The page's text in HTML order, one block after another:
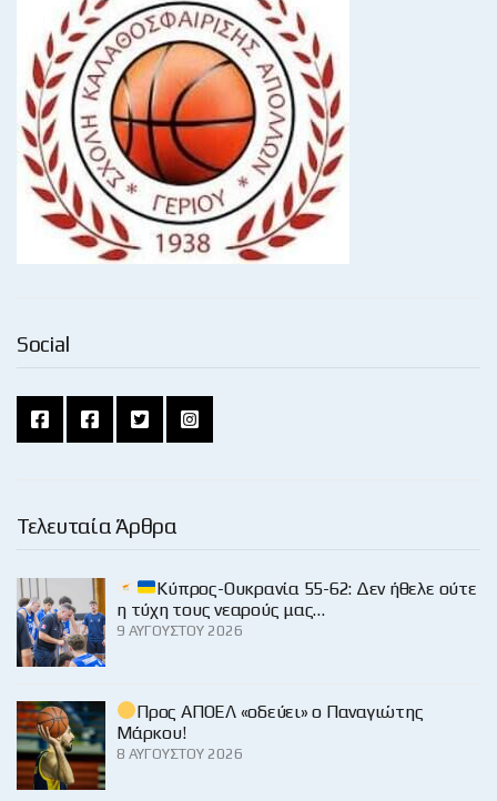
Social
Τελευταία Άρθρα
Κύπρος-Ουκρανία 55-62: Δεν ήθελε ούτε
η τύχη τους νεαρούς μας…
9 ΑΥΓΟΎΣΤΟΥ 2026
Προς ΑΠΟΕΛ «οδεύει» ο Παναγιώτης
Μάρκου!
8 ΑΥΓΟΎΣΤΟΥ 2026